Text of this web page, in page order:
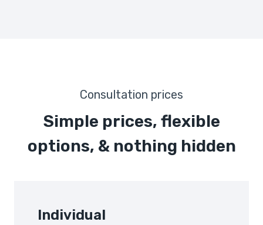
Consultation prices
Simple prices, flexible
options, & nothing hidden
Individual